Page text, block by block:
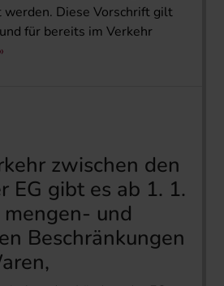
werden. Diese Vorschrift gilt
für bereits im Verkehr
zwischen den
EG gibt es ab 1. 1.
und
Beschränkungen